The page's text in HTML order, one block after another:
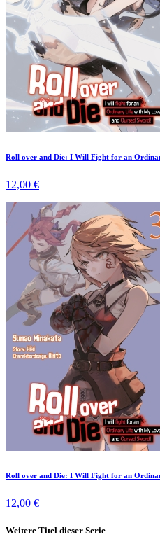
Roll over and Die: I Will Fight for an
12,00 €
Roll over and Die: I Will Fight for an
12,00 €
Weitere Titel dieser Serie